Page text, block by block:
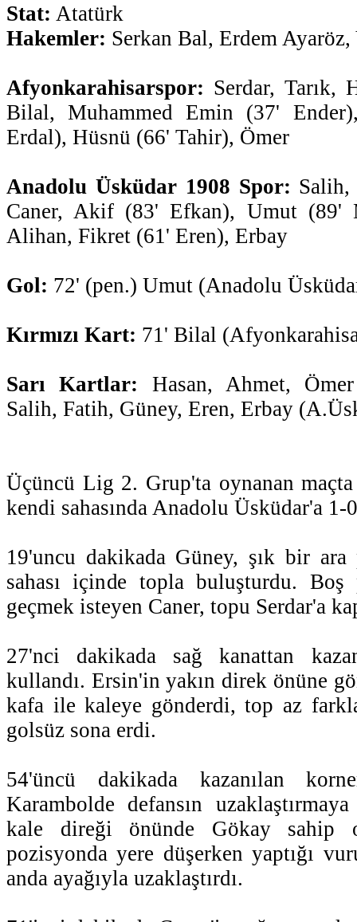
Stat: Atatürk
Hakemler: Serkan Bal, Erdem
Afyonkarahisarspor: Serdar, Tarık,
Bilal, Muhammed Emin (37'
Erdal), Hüsnü (66' Tahir), Ömer
Anadolu Üsküdar 1908 Spor: Salih,
Caner, Akif (83' Efkan), Umut (89'
Alihan, Fikret (61' Eren), Erbay
Gol: 72' (pen.) Umut (Anadolu
Kırmızı Kart: 71' Bilal
Sarı Kartlar: Hasan, Ahmet,
Salih, Fatih, Güney, Eren, Erbay
Üçüncü Lig 2. Grup'ta oynanan
kendi sahasında Anadolu Üsküdar'a
19'uncu dakikada Güney, şık bir ara
sahası içinde topla buluşturdu. Boş
geçmek isteyen Caner, topu Serdar'a
27'nci dakikada sağ kanattan
kullandı. Ersin'in yakın direk önüne
kafa ile kaleye gönderdi, top az
golsüz sona erdi.
54'üncü dakikada kazanılan
Karambolde defansın
kale direği önünde Gökay sahip
pozisyonda yere düşerken yaptığı
anda ayağıyla uzaklaştırdı.